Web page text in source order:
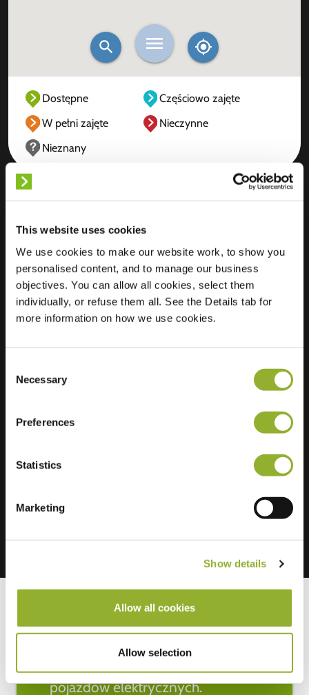
This website uses cookies
We use cookies to make our website work, to show you
personalised content, and to manage our business
objectives. You can allow all cookies, select them
individually, or refuse them all. See the Details tab for
more information on how we use cookies.
Selection
Necessary
Preferences
Statistics
Marketing
Show details
Allow all cookies
Allow selection
Dostępne
Częściowo zajęte
W pełni zajęte
Nieczynne
Nieznany
Churchilllaan 390
4532 MC Terneuzen
Holandia
Regular Charging 2 of 2 available
Dodatkowe informacje
Bądź na bieżąco z najnowszymi
wiadomościami na temat
pojazdów elektrycznych.